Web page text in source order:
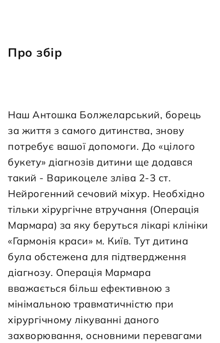
Про збір
Наш Антошка Болжеларський, борець
за життя з самого дитинства, знову
потребує вашої допомоги. До «цілого
букету» діагнозів дитини ще додався
такий - Варикоцеле зліва 2-3 ст.
Нейрогенний сечовий міхур. Необхідно
тільки хірургічне втручання (Операція
Мармара) за яку беруться лікарі клініки
«Гармонія краси» м. Київ. Тут дитина
була обстежена для підтвердження
діагнозу. Операція Мармара
вважається більш ефективною з
мінімальною травматичністю при
хірургічному лікуванні даного
захворювання, основними перевагами